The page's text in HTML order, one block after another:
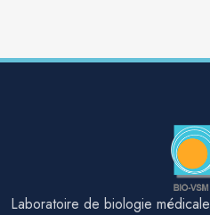
Laboratoire de biologie médicale